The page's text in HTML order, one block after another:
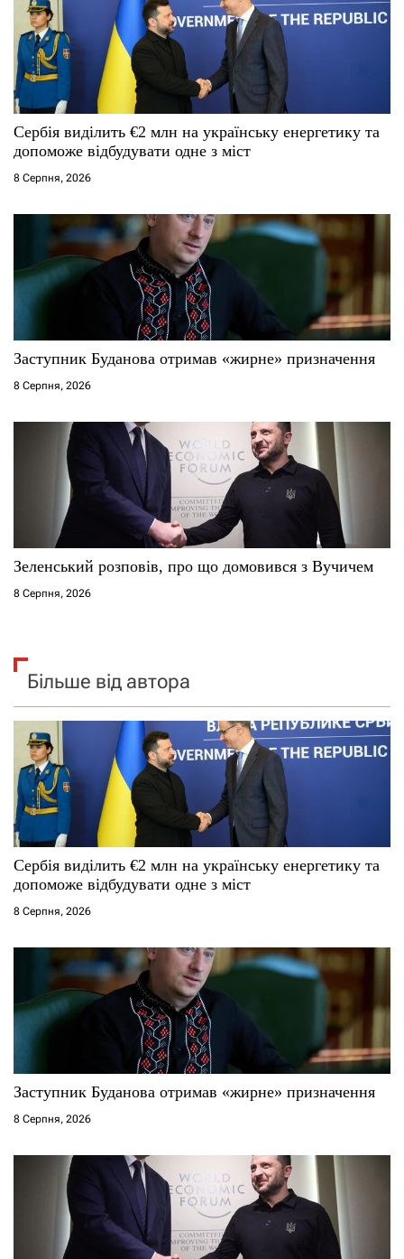
п
и
с
і
в
Сербія виділить €2 млн на українську енергетику та
допоможе відбудувати одне з міст
8 Серпня, 2026
Заступник Буданова отримав «жирне» призначення
8 Серпня, 2026
Зеленський розповів, про що домовився з Вучичем
8 Серпня, 2026
Більше від автора
Сербія виділить €2 млн на українську енергетику та
допоможе відбудувати одне з міст
8 Серпня, 2026
Заступник Буданова отримав «жирне» призначення
8 Серпня, 2026